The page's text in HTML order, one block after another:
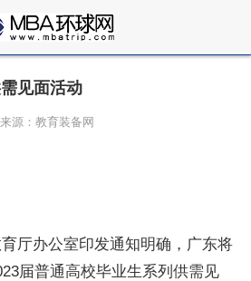
见面活动
源：教育装备网
厅办公室印发通知明确，广东将
届普通高校毕业生系列供需见